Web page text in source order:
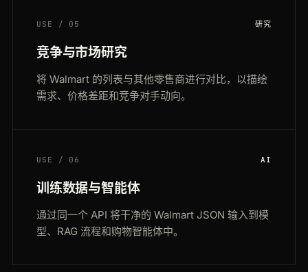
USE / 05 研究
竞争与市场研究
将 Walmart 的列表与其他零售商进行对比，以描绘
需求、价格差距和竞争对手动向。
USE / 06 AI
训练数据与智能体
通过同一个 API 将干净的 Walmart JSON 输入到模
型、RAG 流程和购物智能体中。